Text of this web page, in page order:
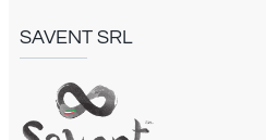
SAVENT SRL